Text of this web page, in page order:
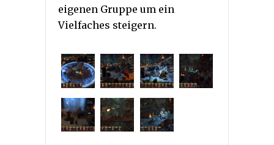
eigenen Gruppe um ein
Vielfaches steigern.